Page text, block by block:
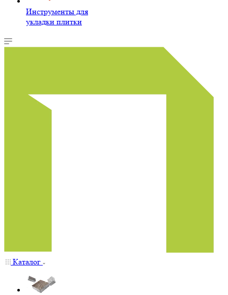
Инструменты для
укладки плитки
Каталог